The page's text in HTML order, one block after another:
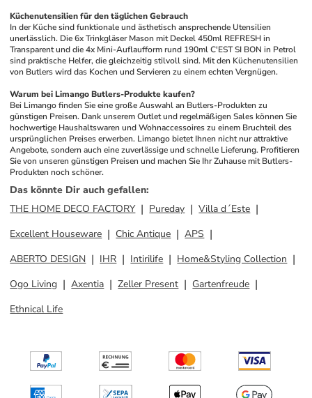
Küchenutensilien für den täglichen Gebrauch
In der Küche sind funktionale und ästhetisch ansprechende Utensilien
unerlässlich. Die 6x Trinkgläser Mason mit Deckel 450ml REFRESH in
Transparent und die 4x Mini-Auflaufform rund 190ml C'EST SI BON in Petrol
sind praktische Helfer, die gleichzeitig stilvoll sind. Mit den Küchenutensilien
von Butlers wird das Kochen und Servieren zu einem echten Vergnügen.
Warum bei Limango Butlers-Produkte kaufen?
Bei Limango finden Sie eine große Auswahl an Butlers-Produkten zu
günstigen Preisen. Dank unserem Outlet und regelmäßigen Sales können Sie
hochwertige Haushaltswaren und Wohnaccessoires zu einem Bruchteil des
ursprünglichen Preises erwerben. Limango bietet Ihnen nicht nur attraktive
Angebote, sondern auch eine zuverlässige und schnelle Lieferung. Profitieren
Sie von unseren günstigen Preisen und machen Sie Ihr Zuhause mit Butlers-
Produkten noch schöner.
Das könnte Dir auch gefallen:
THE HOME DECO FACTORY
Pureday
Villa d´Este
Excellent Houseware
Chic Antique
APS
ABERTO DESIGN
IHR Intirilife
Home&Styling Collection
Ogo Living
Axentia Zeller Present
Gartenfreude
Ethnical Life